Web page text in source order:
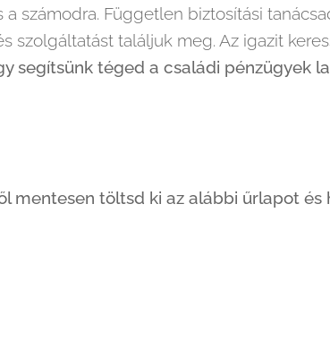
számodra. Független biztosítási
szolgáltatást találjuk meg. Az igazit
segítsünk téged a családi pénzügyek
mentesen töltsd ki az alábbi űrlapot és